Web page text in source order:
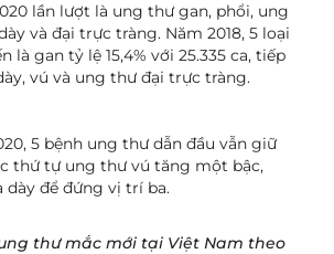
lần lượt là ung thư gan, phổi, ung
và đại trực tràng. Năm 2018, 5 loại
là gan tỷ lệ 15,4% với 25.335 ca, tiếp
vú và ung thư đại trực tràng.
5 bệnh ung thư dẫn đầu vẫn giữ
thứ tự ung thư vú tăng một bậc,
để đứng vị trí ba.
thư mắc mới tại Việt Nam theo